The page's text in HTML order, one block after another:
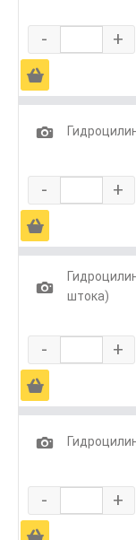
- +
Ä
1
- +
Ä
1
штока)
- +
Ä
1
- +